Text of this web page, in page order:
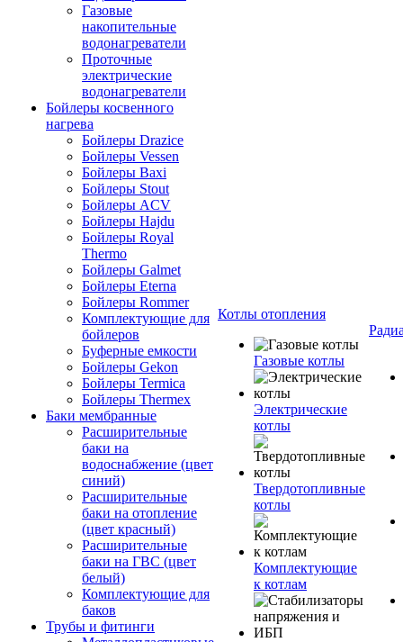
Газовые
накопительные
водонагреватели
Проточные
электрические
водонагреватели
Бойлеры косвенного
нагрева
Бойлеры Drazice
Бойлеры Vessen
Бойлеры Baxi
Бойлеры Stout
Бойлеры ACV
Бойлеры Hajdu
Бойлеры Royal
Thermo
Бойлеры Galmet
Бойлеры Eterna
Бойлеры Rommer
Комплектующие для
бойлеров
Буферные емкости
Бойлеры Gekon
Бойлеры Termica
Бойлеры Thermex
Баки мембранные
Расширительные
баки на
водоснабжение (цвет
синий)
Расширительные
баки на отопление
(цвет красный)
Расширительные
баки на ГВС (цвет
белый)
Комплектующие для
баков
Трубы и фитинги
Котлы отопления
Газовые котлы
Электрические
котлы
Твердотопливные
котлы
Комплектующие
к котлам